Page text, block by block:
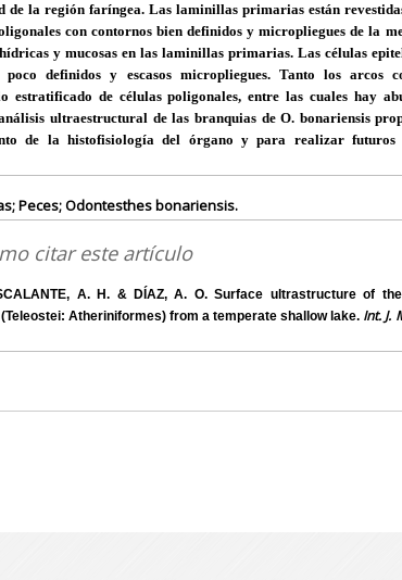
de la región faríngea. Las laminillas primarias están
con contornos bien definidos y micropliegues de la
y mucosas en las laminillas primarias. Las células
definidos y escasos micropliegues. Tanto los arcos
estratificado de células poligonales, entre las cuales hay
ultraestructural de las branquias de O. bonariensis
de la histofisiología del órgano y para realizar futuros
Peces; Odontesthes bonariensis.
citar este artículo
A. H. & DÍAZ, A. O. Surface ultrastructure of
Atheriniformes) from a temperate shallow lake. Int. J.